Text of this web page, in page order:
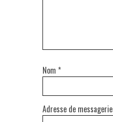
Nom *
Adresse de messagerie